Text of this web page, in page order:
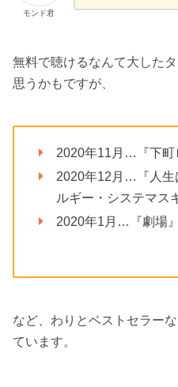
モンド君
無料で聴けるなんて大した
思うかもですが、
2020年11月…『下町
2020年12月…『人生
ルギー・システマス
2020年1月…『劇場
など、わりとベストセラー
ています。